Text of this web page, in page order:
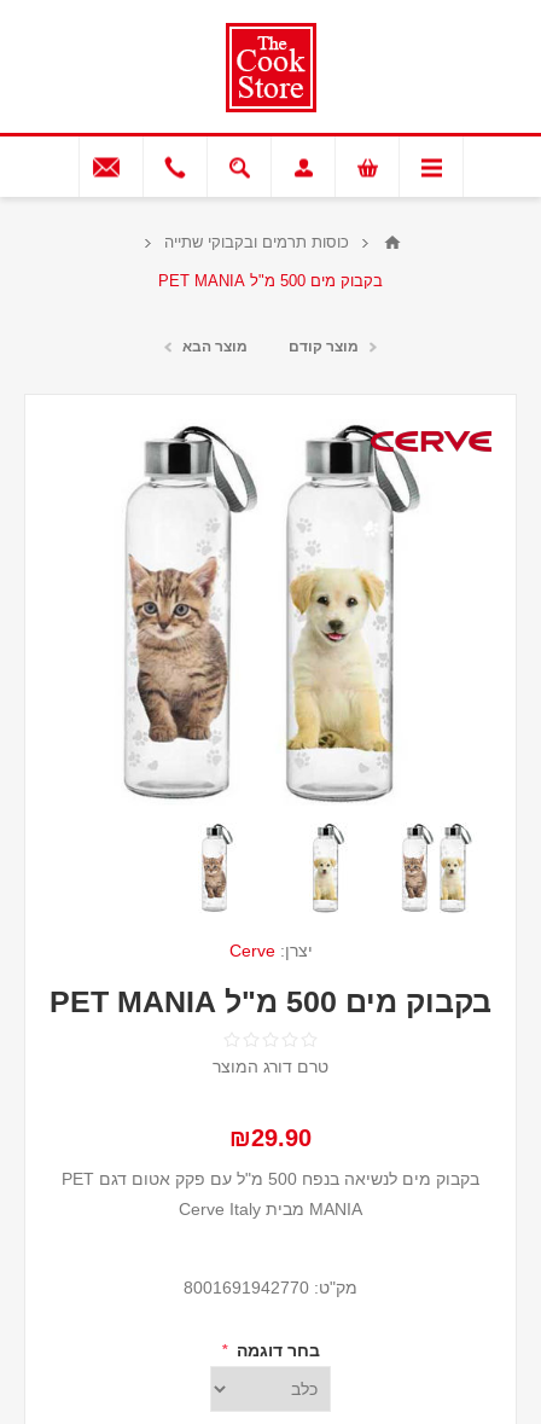
כוסות תרמים ובקבוקי שתייה
בקבוק מים 500 מ"ל PET MANIA
מוצר קודם מוצר הבא
יצרן: Cerve
בקבוק מים 500 מ"ל PET MANIA
טרם דורג המוצר
₪29.90
בקבוק מים לנשיאה בנפח 500 מ"ל עם פקק אטום דגם PET
MANIA מבית Cerve Italy
מק"ט: 8001691942770
בחר דוגמה *